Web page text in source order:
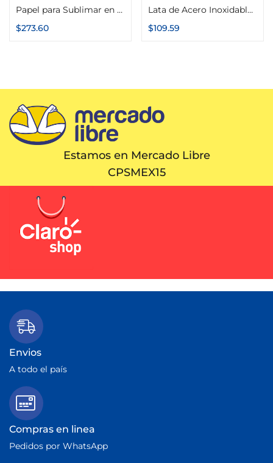
Papel para Sublimar en Rollo 21cm x 100m 100g Secado Rápido Premium Color Make
$273.60
Lata de Acero Inoxidable Térmica de 450ml
$109.59
Estamos en Mercado Libre
CPSMEX15
Envios
A todo el país
Compras en linea
Pedidos por WhatsApp